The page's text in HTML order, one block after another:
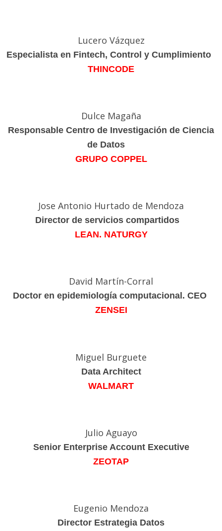
Lucero Vázquez
Especialista en Fintech, Control y Cumplimiento
THINCODE
Dulce Magaña
Responsable Centro de Investigación de Ciencia
de Datos
GRUPO COPPEL
Jose Antonio Hurtado de Mendoza
Director de servicios compartidos
LEAN. NATURGY
David Martín-Corral
Doctor en epidemiología computacional. CEO
ZENSEI
Miguel Burguete
Data Architect
WALMART
Julio Aguayo
Senior Enterprise Account Executive
ZEOTAP
Eugenio Mendoza
Director Estrategia Datos